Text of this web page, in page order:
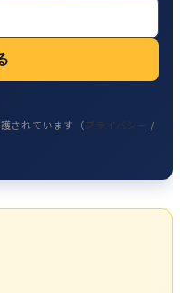
されています（プライバシー /